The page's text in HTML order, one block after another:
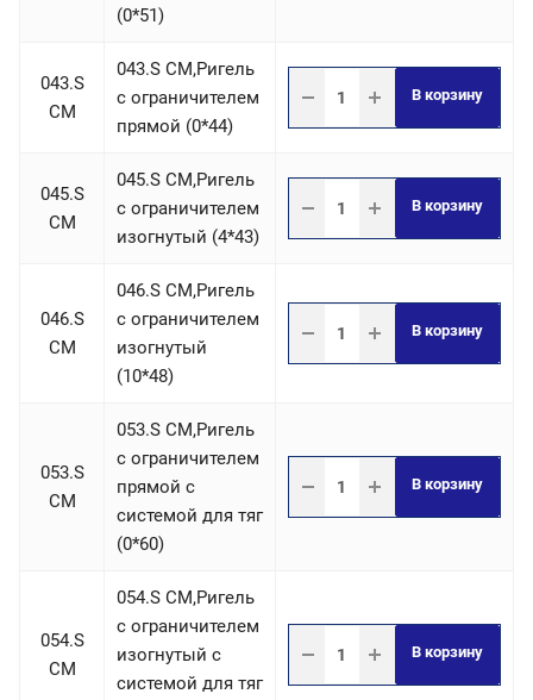
(0*51)
043.S
СM
043.S СM,Ригель
c ограничителем
прямой (0*44)
В корзину
045.S
СM
045.S СM,Ригель
c ограничителем
изогнутый (4*43)
В корзину
046.S
СM
046.S СM,Ригель
c ограничителем
изогнутый
(10*48)
В корзину
053.S
СM
053.S СM,Ригель
c ограничителем
прямой с
системой для тяг
(0*60)
В корзину
054.S
СM
054.S СM,Ригель
c ограничителем
изогнутый с
системой для тяг
В корзину